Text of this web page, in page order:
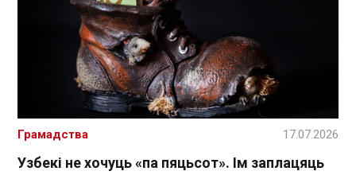
Узбекі не хочуць «па пяцьсот». Ім заплацяць
Грамадства 17.07.2026